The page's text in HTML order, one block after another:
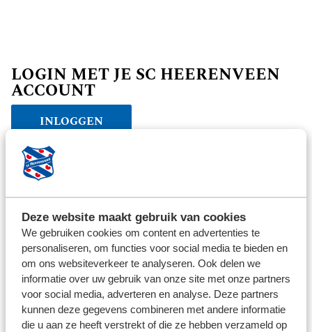
Deze website maakt gebruik van cookies
We gebruiken cookies om content en advertenties te
personaliseren, om functies voor social media te bieden en
om ons websiteverkeer te analyseren. Ook delen we
informatie over uw gebruik van onze site met onze partners
voor social media, adverteren en analyse. Deze partners
kunnen deze gegevens combineren met andere informatie
die u aan ze heeft verstrekt of die ze hebben verzameld op
LOGIN MET JE SC HEERENVEEN
ACCOUNT
INLOGGEN
Verder winkelen